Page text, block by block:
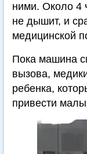
ними. Около 4
не дышит, и
медицинской
Пока машина
вызова,
ребенка,
привести